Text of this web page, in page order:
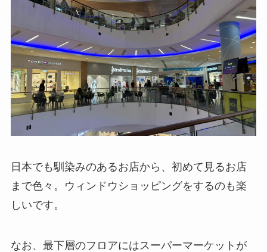
日本でも馴染みのあるお店から、初めて見るお店
まで色々。ウィンドウショッピングをするのも楽
しいです。
なお、最下層のフロアにはスーパーマーケットが